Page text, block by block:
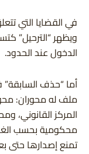
في القضايا التي
ويظهر “الترحيل”
الدخول عند الحدود.
أما “حذف
ملف له محوران:
المركز القانوني،
محكومية بحسب
تمنع إصدارها حتى